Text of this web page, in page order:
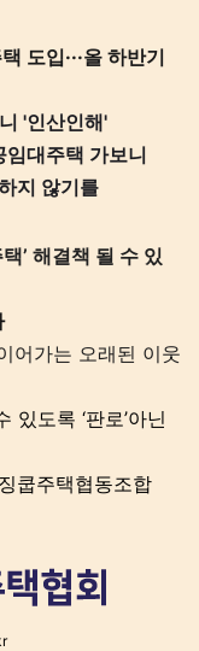
도입···올 하반기
'인산인해'
대주택 가보니
지 않기를
’ 해결책 될 수 있
어가는 오래된 이웃
있도록 ‘판로’아닌
쿱주택협동조합